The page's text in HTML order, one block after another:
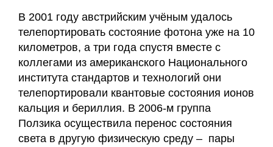
В 2001 году австрийским учёным удалось
телепортировать состояние фотона уже на 10
километров, а три года спустя вместе с
коллегами из американского Национального
института стандартов и технологий они
телепортировали квантовые состояния ионов
кальция и бериллия. В 2006-м группа
Ползика осуществила перенос состояния
света в другую физическую среду – пары